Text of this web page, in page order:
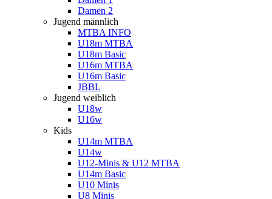
Damen 2
Jugend männlich
MTBA INFO
U18m MTBA
U18m Basic
U16m MTBA
U16m Basic
JBBL
Jugend weiblich
U18w
U16w
Kids
U14m MTBA
U14w
U12-Minis & U12 MTBA
U14m Basic
U10 Minis
U8 Minis